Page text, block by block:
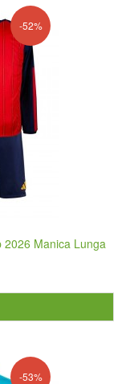
-52%
2026 Manica Lunga
-53%